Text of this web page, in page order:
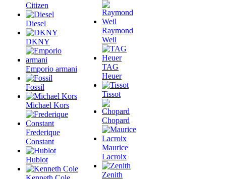
Citizen
Diesel
DKNY
Emporio armani
Fossil
Michael Kors
Frederique
Constant
Hublot
Raymond
Weil
TAG
Heuer
Tissot
Chopard
Maurice
Lacroix
Zenith